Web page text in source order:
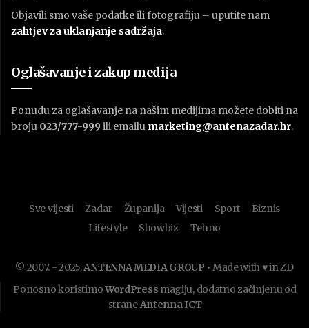
Objavili smo vaše podatke ili fotografiju – uputite nam
zahtjev za uklanjanje sadržaja.
Oglašavanje i zakup medija
Ponudu za oglašavanje na našim medijima možete dobiti na
broju 023/777-999 ili emailu marketing@antenazadar.hr.
Sve vijesti Zadar Županija Vijesti Sport
Biznis
Lifestyle
Showbiz Tehno
© 2007. - 2025.ANTENNA MEDIA GROUP • Made with ♥ in ZD
Ponosno koristimoWordPress magiju, dodatno začinjenu od
straneAntenna ICT